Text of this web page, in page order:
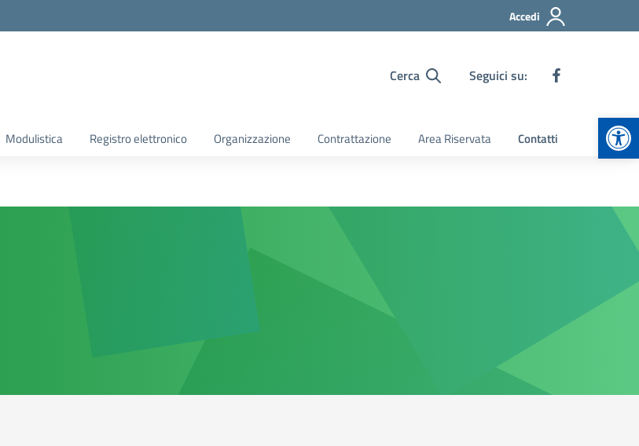
Accedi
Cerca Seguici su:
Modulistica Registro elettronico Organizzazione Contrattazione Area Riservata Contatti